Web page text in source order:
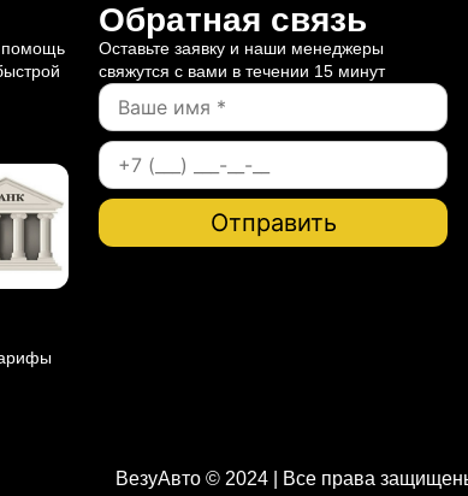
помощь
Обратная связь
Оставьте заявку и наши менеджеры
свяжутся с вами в течении 15 минут
ВезуАвто © 2024 | Все права